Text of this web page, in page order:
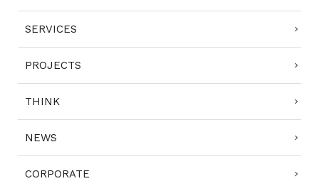
SERVICES
PROJECTS
THINK
NEWS
CORPORATE